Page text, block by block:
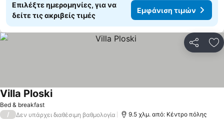
Επιλέξτε ημερομηνίες, για να
δείτε τις ακριβείς τιμές
Εμφάνιση τιμών
Bed & breakfast
Villa Ploski
/ Δεν υπάρχει διαθέσιμη βαθμολογία 9.5 χλμ. από: Κέντρο πόλης